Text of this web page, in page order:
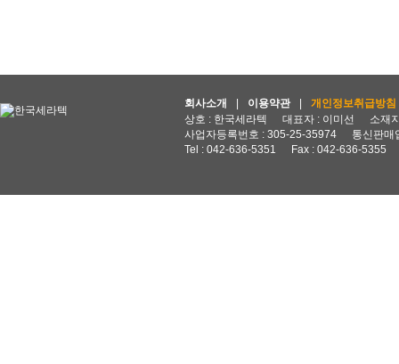
회사소개 이용약관
개인정보취급방침
상호 : 한국세라텍
대표자 : 이미선
소재
사업자등록번호 : 305-25-35974
통신판매
Tel : 042-636-5351
Fax : 042-636-5355